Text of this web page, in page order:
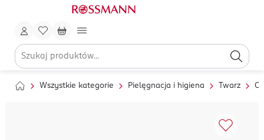
Wszystkie kategorie Pielęgnacja i higiena Twarz